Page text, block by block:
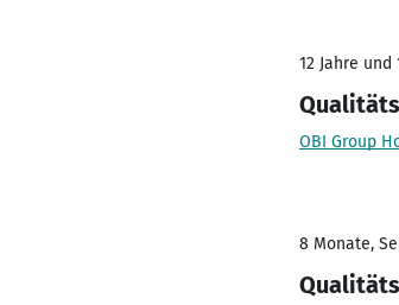
12 Jahre und
OBI Group
8 Monate,